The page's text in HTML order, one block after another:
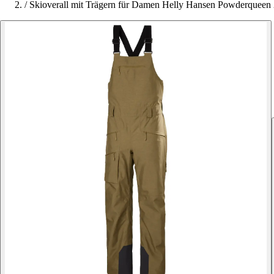
/ Skioverall mit Trägern für Damen Helly Hansen Powderqueen